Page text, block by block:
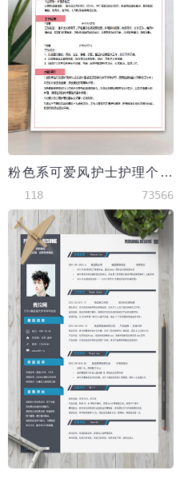
粉色系可爱风护士护理个人简历模板
118 73566